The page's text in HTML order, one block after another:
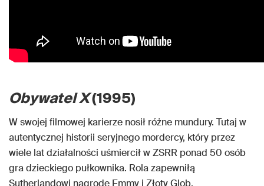
Obywatel X(1995)
W swojej filmowej karierze nosił różne mundury. Tutaj w
autentycznej historii seryjnego mordercy, który przez
wiele lat działalności uśmiercił w ZSRR ponad 50 osób
gra dzieckiego pułkownika. Rola zapewniłą